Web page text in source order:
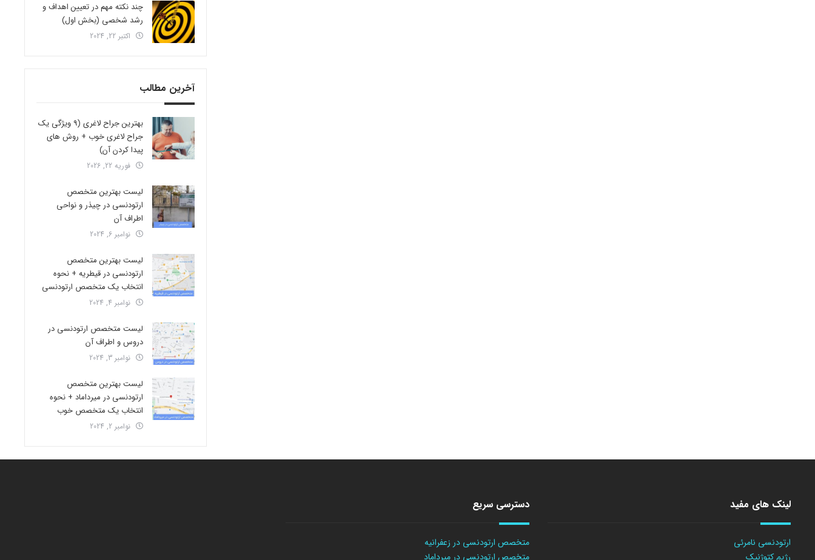
چند نکته مهم در تعیین اهداف و
رشد شخصی (بخش اول)
اکتبر 22, 2024
آخرین مطالب
بهترین جراح لاغری (9 ویژگی یک
جراح لاغری خوب + روش های
پیدا کردن آن)
فوریه 22, 2026
لیست بهترین متخصص
ارتودنسی در چیذر و نواحی
اطراف آن
نوامبر 6, 2024
لیست بهترین متخصص
ارتودنسی در قیطریه + نحوه
انتخاب یک متخصص ارتودنسی
نوامبر 4, 2024
لیست متخصص ارتودنسی در
دروس و اطراف آن
نوامبر 3, 2024
لیست بهترین متخصص
ارتودنسی در میرداماد + نحوه
انتخاب یک متخصص خوب
نوامبر 2, 2024
لینک های مفید
ارتودنسی نامرئی
رژیم کتوژنیک
دسترسی سریع
متخصص ارتودنسی در زعفرانیه
متخصص ارتودنسی در میرداماد